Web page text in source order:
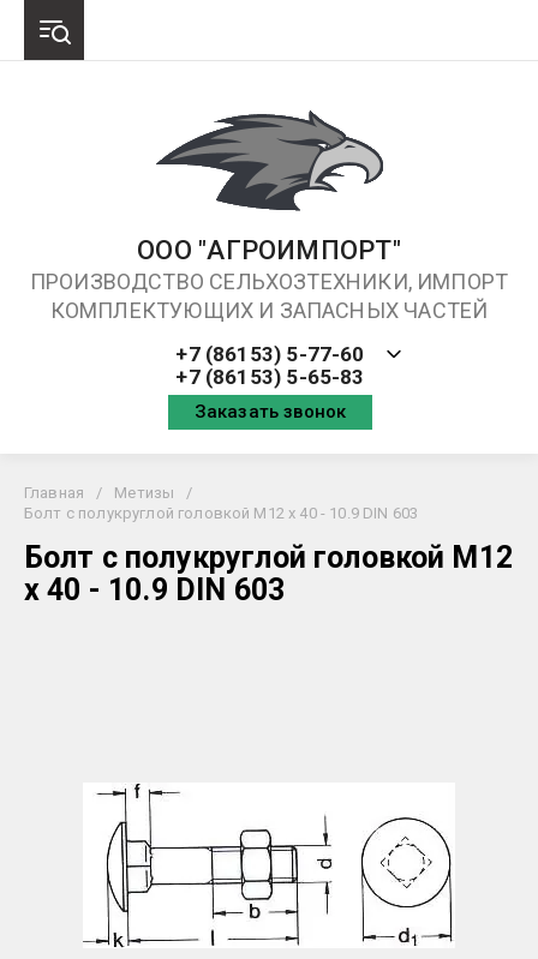
ООО "АГРОИМПОРТ"
ПРОИЗВОДСТВО СЕЛЬХОЗТЕХНИКИ, ИМПОРТ
КОМПЛЕКТУЮЩИХ И ЗАПАСНЫХ ЧАСТЕЙ
+7 (86153) 5-77-60
+7 (86153) 5-65-83
Заказать звонок
Главная / Метизы
/
Болт с полукруглой головкой М12 х 40 - 10.9 DIN 603
Болт с полукруглой головкой М12
х 40 - 10.9 DIN 603